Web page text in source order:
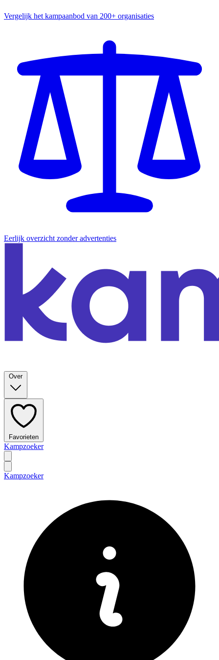
Vergelijk het kampaanbod van 200+ organisaties
Eerlijk overzicht zonder advertenties
Over
Favorieten
Kampzoeker
Kampzoeker